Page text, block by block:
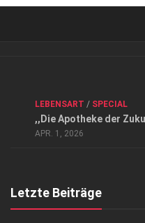
Datenschutzerklärung
Top Magazin Dresden /
LEBENSART / SPECIAL
,,Die Apotheke der
APR. 1, 2026
Letzte Beiträge